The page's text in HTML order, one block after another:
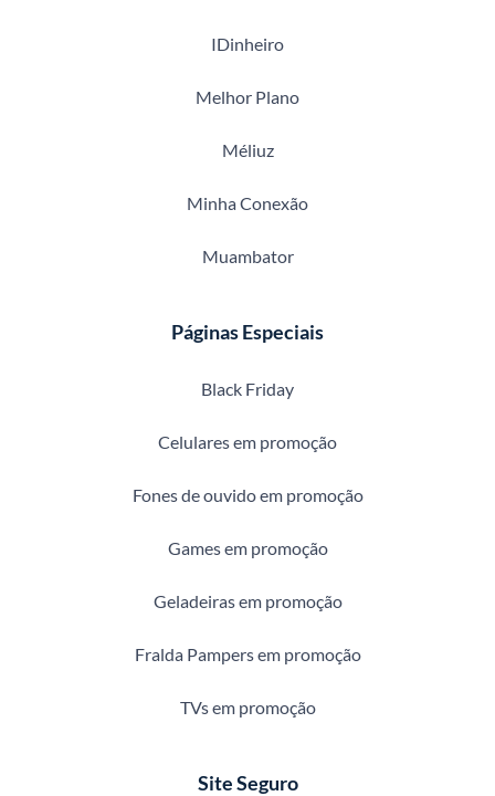
IDinheiro
Melhor Plano
Méliuz
Minha Conexão
Muambator
Páginas Especiais
Black Friday
Celulares em promoção
Fones de ouvido em promoção
Games em promoção
Geladeiras em promoção
Fralda Pampers em promoção
TVs em promoção
Site Seguro